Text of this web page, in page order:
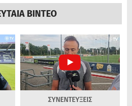
ΒΙΝΤΕΟ
ΣΥΝΕΝΤΕΥΞΕΙΣ